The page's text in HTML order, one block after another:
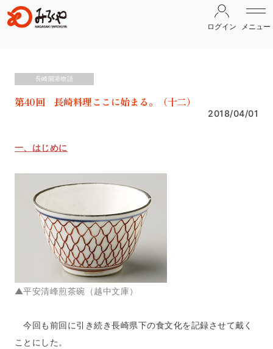
ログイン メニュー
長崎開港物語
第40回 長崎料理ここに始まる。（十二）
2018/04/01
一、はじめに
▲平安清峰煎茶碗（越中文庫）
今回も前回に引き続き長崎県下の食文化を記録させて戴く
ことにした。